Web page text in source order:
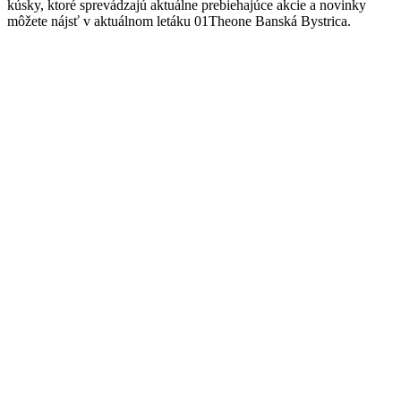
kúsky, ktoré sprevádzajú aktuálne prebiehajúce akcie a novinky
môžete nájsť v aktuálnom letáku 01Theone Banská Bystrica.